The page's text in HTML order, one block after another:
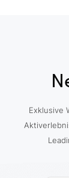
Exklusive